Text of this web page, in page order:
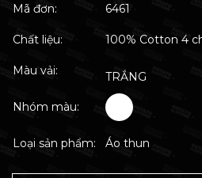
Mã đơn: 6461
Chất liệu: 100% Cotton 4
Màu vải: TRẮNG
Nhóm màu:
Loại sản phẩm: Áo thun